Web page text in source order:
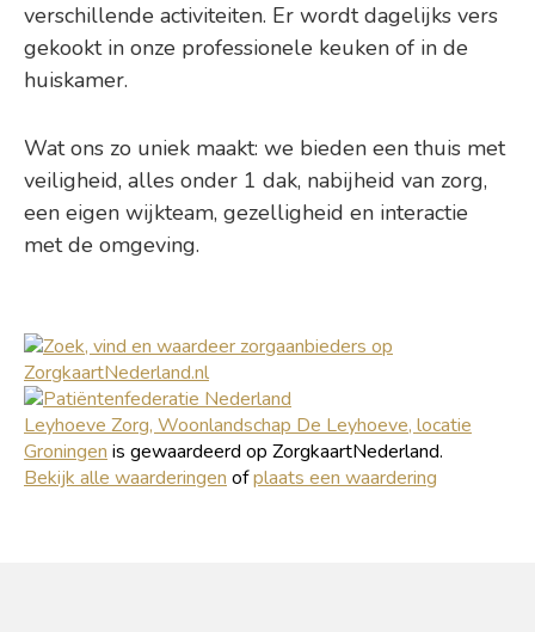
verschillende activiteiten. Er wordt dagelijks vers
gekookt in onze professionele keuken of in de
huiskamer.
Wat ons zo uniek maakt: we bieden een thuis met
veiligheid, alles onder 1 dak, nabijheid van zorg,
een eigen wijkteam, gezelligheid en interactie
met de omgeving.
Leyhoeve Zorg, Woonlandschap De Leyhoeve, locatie
Groningen is gewaardeerd op ZorgkaartNederland.
Bekijk alle waarderingen ofplaats een waardering